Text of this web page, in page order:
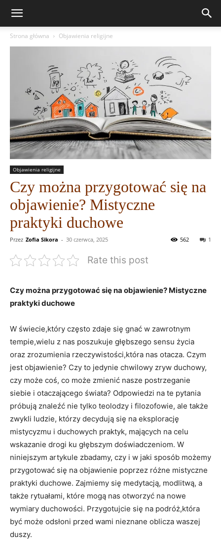
Strona główna Objawienia religijne
Objawienia religijne
Czy można przygotować się na
objawienie? Mistyczne
praktyki duchowe
Przez Zofia Sikora - 30 czerwca, 2025 1
562
Rate this post
Czy można przygotować się na objawienie? Mistyczne
praktyki duchowe
W świecie,który często zdaje się gnać w zawrotnym
tempie,wielu z nas poszukuje głębszego sensu życia
oraz zrozumienia rzeczywistości,która nas otacza. Czym
jest objawienie? Czy to jedynie chwilowy zryw duchowy,
czy może coś, co może zmienić nasze postrzeganie
siebie i otaczającego świata? Odpowiedzi na te pytania
próbują znaleźć nie tylko teolodzy i filozofowie, ale także
zwykli ludzie, którzy decydują się na eksplorację
mistycyzmu i duchowych praktyk, mających na celu
wskazanie drogi ku głębszym doświadczeniom. W
niniejszym artykule zbadamy, czy i w jaki sposób możemy
przygotować się na objawienie poprzez różne mistyczne
praktyki duchowe. Zajmiemy się medytacją, modlitwą, a
także rytuałami, które mogą nas otworzyć na nowe
wymiary duchowości. Przygotujcie się na podróż,która
być może odsłoni przed wami nieznane oblicza waszej
duszy.